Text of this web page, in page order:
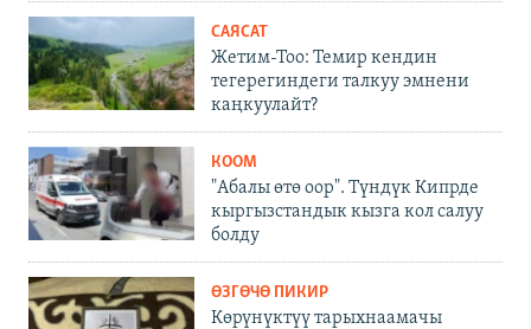
САЯСАТ
Жетим-Тоо: Темир кендин
тегерегиндеги талкуу эмнени
каңкуулайт?
КООМ
"Абалы өтө оор". Түндүк Кипрде
кыргызстандык кызга кол салуу
болду
ӨЗГӨЧӨ ПИКИР
Көрүнүктүү тарыхнаамачы